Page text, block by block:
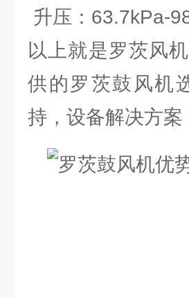
升压：63.7kPa-
以上就是罗茨风
供的罗茨鼓风机
持，设备解决方案